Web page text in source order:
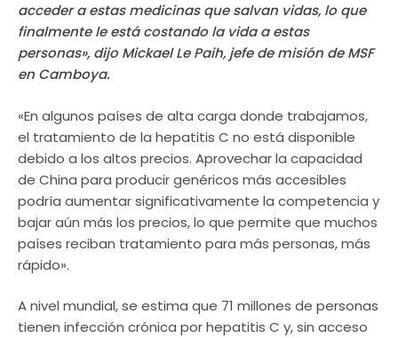
acceder a estas medicinas que salvan vidas, lo que
finalmente le está costando la vida a estas
personas», dijo Mickael Le Paih, jefe de misión de MSF
en Camboya.
«En algunos países de alta carga donde trabajamos,
el tratamiento de la hepatitis C no está disponible
debido a los altos precios. Aprovechar la capacidad
de China para producir genéricos más accesibles
podría aumentar significativamente la competencia y
bajar aún más los precios, lo que permite que muchos
países reciban tratamiento para más personas, más
rápido».
A nivel mundial, se estima que 71 millones de personas
tienen infección crónica por hepatitis C y, sin acceso